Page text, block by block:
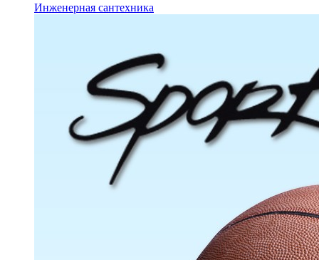
Инженерная сантехника